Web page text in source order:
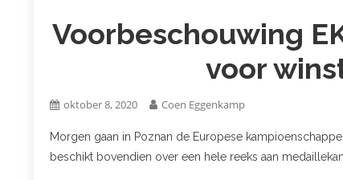
Voorbeschouwing
voor
oktober 8, 2020 Coen Eggenkamp
Morgen gaan in Poznan de Europese
beschikt bovendien over een hele reeks aan